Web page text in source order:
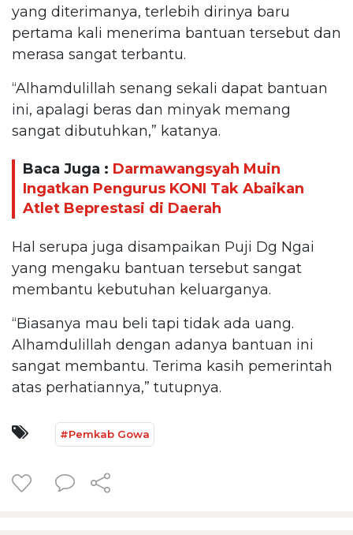
yang diterimanya, terlebih dirinya baru
pertama kali menerima bantuan tersebut dan
merasa sangat terbantu.
“Alhamdulillah senang sekali dapat bantuan
ini, apalagi beras dan minyak memang
sangat dibutuhkan,” katanya.
Baca Juga : Darmawangsyah Muin
Ingatkan Pengurus KONI Tak Abaikan
Atlet Beprestasi di Daerah
Hal serupa juga disampaikan Puji Dg Ngai
yang mengaku bantuan tersebut sangat
membantu kebutuhan keluarganya.
“Biasanya mau beli tapi tidak ada uang.
Alhamdulillah dengan adanya bantuan ini
sangat membantu. Terima kasih pemerintah
atas perhatiannya,” tutupnya.
#Pemkab Gowa